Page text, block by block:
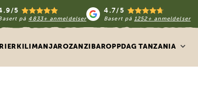
5
på 4833+ anmeldelser
4.7/5
Basert på1252+ anmeldelser
KILIMANJAROZANZIBAROPPDAG TANZANIA